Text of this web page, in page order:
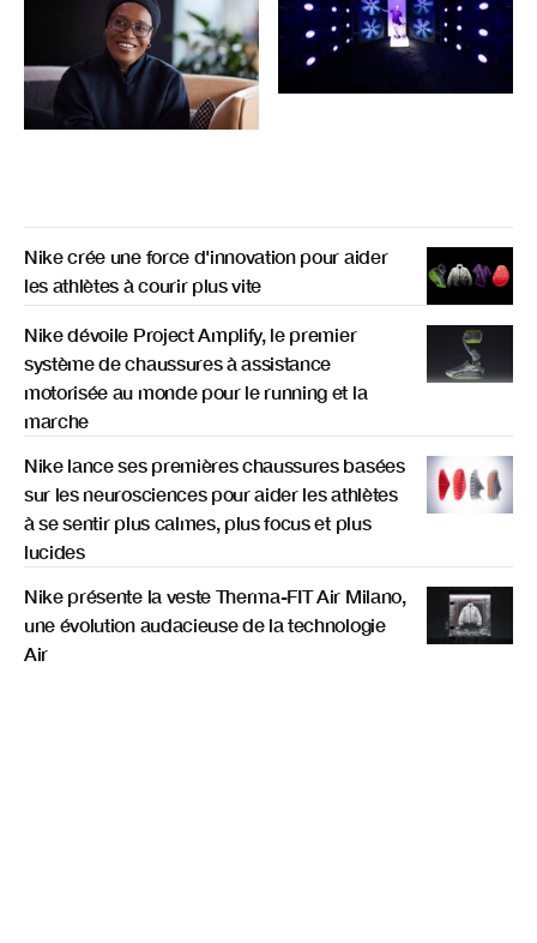
Nike crée une force d'innovation pour aider
les athlètes à courir plus vite
Nike dévoile Project Amplify, le premier
système de chaussures à assistance
motorisée au monde pour le running et la
marche
Nike lance ses premières chaussures basées
sur les neurosciences pour aider les athlètes
à se sentir plus calmes, plus focus et plus
lucides
Nike présente la veste Therma-FIT Air Milano,
une évolution audacieuse de la technologie
Air